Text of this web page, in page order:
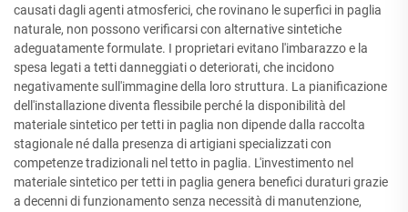
causati dagli agenti atmosferici, che rovinano le superfici in paglia
naturale, non possono verificarsi con alternative sintetiche
adeguatamente formulate. I proprietari evitano l'imbarazzo e la
spesa legati a tetti danneggiati o deteriorati, che incidono
negativamente sull'immagine della loro struttura. La pianificazione
dell'installazione diventa flessibile perché la disponibilità del
materiale sintetico per tetti in paglia non dipende dalla raccolta
stagionale né dalla presenza di artigiani specializzati con
competenze tradizionali nel tetto in paglia. L'investimento nel
materiale sintetico per tetti in paglia genera benefici duraturi grazie
a decenni di funzionamento senza necessità di manutenzione,